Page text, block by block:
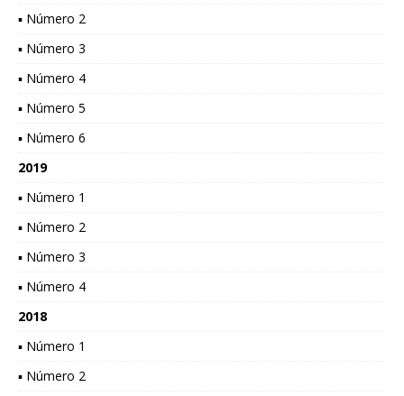
▪ Número 2
▪ Número 3
▪ Número 4
▪ Número 5
▪ Número 6
2019
▪ Número 1
▪ Número 2
▪ Número 3
▪ Número 4
2018
▪ Número 1
▪ Número 2